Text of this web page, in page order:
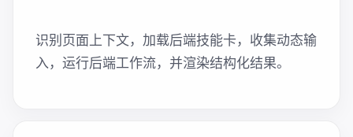
识别页面上下文，加载后端技能卡，收集动态输
入，运行后端工作流，并渲染结构化结果。